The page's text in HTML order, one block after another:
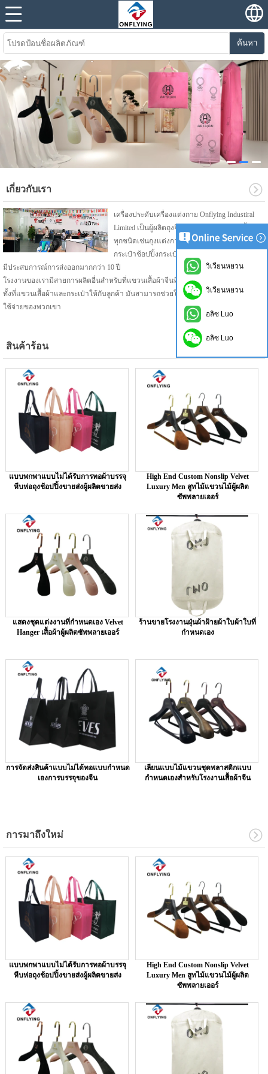
ค้นหา
เกี่ยวกับเรา
เครื่องประดับเครื่องแต่งกาย Onflying Industiral
Limited เป็นผู้ผลิตถุงจีนสามารถนำเสนอถุงเสื้อผ้า
ทุกชนิดเช่นถุงแต่งกายถุงสูทกระเป๋าเสื้อโค้ทถุง
กระเป๋าช้อปปิ้งกระเป๋าวิกผม ฯลฯ โรงงานของเรา
มีประสบการณ์การส่งออกมากกว่า 10 ปี
โรงงานของเรามีสายการผลิตอื่นสำหรับที่แขวนเสื้อผ้าจีนที่กำหนดเอง เราสามารถผลิต
ทั้งที่แขวนเสื้อผ้าและกระเป๋าให้กับลูกค้า มันสามารถช่วยให้ลูกค้าประหยัดเวลาและค่า
ใช้จ่ายของพวกเขา
สินค้าร้อน
แบบพกพาแบบไม่ได้รับการทอผ้าบรรจุ
หีบห่อถุงช้อปปิ้งขายส่งผู้ผลิตขายส่ง
High End Custom Nonslip Velvet
Luxury Men สูทไม้แขวนไม้ผู้ผลิต
ซัพพลายเออร์
แสดงชุดแต่งงานที่กำหนดเอง Velvet
Hanger เสื้อผ้าผู้ผลิตซัพพลายเออร์
ร้านขายโรงงานฝุ่นผ้าฝ้ายผ้าใบผ้าใบที่
กำหนดเอง
การจัดส่งสินค้าแบบไม่ได้ทอแบบกำหนด
เองการบรรจุของจีน
เลียนแบบไม้แขวนชุดพลาสติกแบบ
กำหนดเองสำหรับโรงงานเสื้อผ้าจีน
การมาถึงใหม่
แบบพกพาแบบไม่ได้รับการทอผ้าบรรจุ
หีบห่อถุงช้อปปิ้งขายส่งผู้ผลิตขายส่ง
High End Custom Nonslip Velvet
Luxury Men สูทไม้แขวนไม้ผู้ผลิต
ซัพพลายเออร์
วิเวียนหยวน
วิเวียนหยวน
อลิซ Luo
อลิซ Luo